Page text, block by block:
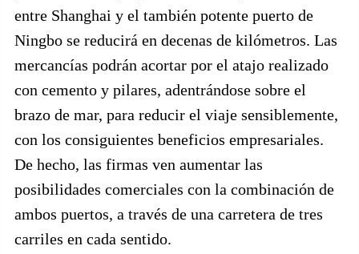
entre Shanghai y el también potente puerto de
Ningbo se reducirá en decenas de kilómetros. Las
mercancías podrán acortar por el atajo realizado
con cemento y pilares, adentrándose sobre el
brazo de mar, para reducir el viaje sensiblemente,
con los consiguientes beneficios empresariales.
De hecho, las firmas ven aumentar las
posibilidades comerciales con la combinación de
ambos puertos, a través de una carretera de tres
carriles en cada sentido.